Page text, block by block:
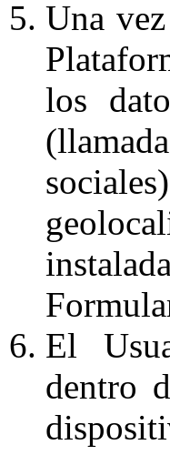
Una
los
El
dentro